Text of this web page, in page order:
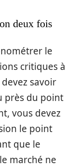
deux fois
le
critiques à
savoir
près du point
vous devez
le point
que le
marché ne